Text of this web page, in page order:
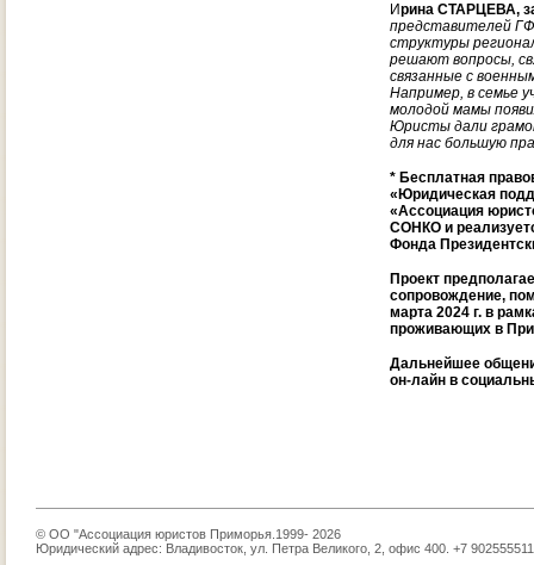
Ирина СТАРЦЕВА,
представителей
структуры
решают вопросы,
связанные с
Например, в семье
молодой мамы
Юристы дали
для нас большую
* Бесплатная
«Юридическая
«Ассоциация
СОНКО и
Фонда
Проект
сопровождение,
марта 2024 г. в
проживающих в
Дальнейшее
он-лайн в
© ОО "Ассоциация юристов Приморья.1999- 2026
Юридический адрес: Владивосток, ул. Петра Великого, 2, офис 400. +7